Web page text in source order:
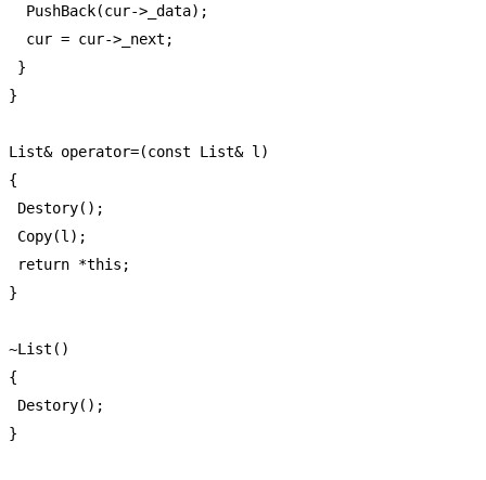
   PushBack(cur->_data);
   cur = cur->_next;
  }
}
List& operator=(const List& l)
{
  Destory();
  Copy(l);
  return *this;
}
~List()
{
  Destory();
}